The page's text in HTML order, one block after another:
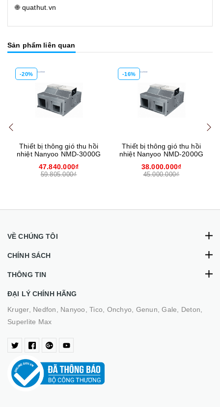
🌐 quathut.vn
Sản phẩm liên quan
-20%
Thiết bị thông gió thu hồi
nhiệt Nanyoo NMD-3000G
47.840.000₫
59.805.000₫
-16%
Thiết bị thông gió thu hồi
nhiệt Nanyoo NMD-2000G
38.000.000₫
45.000.000₫
VỀ CHÚNG TÔI
CHÍNH SÁCH
THÔNG TIN
ĐẠI LÝ CHÍNH HÃNG
Kruger, Nedfon, Nanyoo, Tico, Onchyo, Genun, Gale, Deton,
Superlite Max